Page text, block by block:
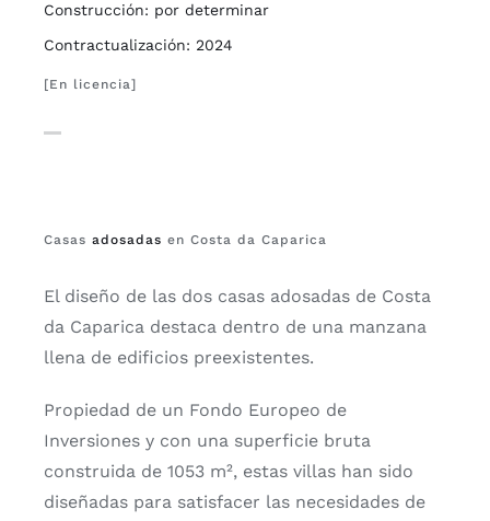
Construcción: por determinar
Contractualización: 2024
[En licencia]
Casas adosadas en Costa da Caparica
El diseño de las dos casas adosadas de Costa
da Caparica destaca dentro de una manzana
llena de edificios preexistentes.
Propiedad de un Fondo Europeo de
Inversiones y con una superficie bruta
construida de 1053 m², estas villas han sido
diseñadas para satisfacer las necesidades de